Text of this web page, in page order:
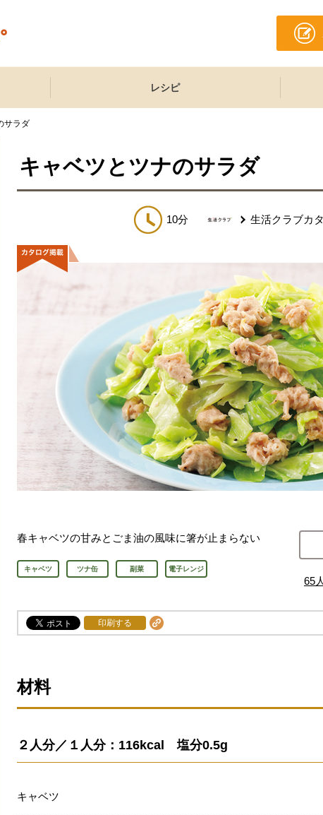
レシピ
サラダ
キャベツとツナのサラダ
10分 生活クラブカ
春キャベツの甘みとごま油の風味に箸が止まらない
キャベツ ツナ缶 副菜 電子レンジ
65
印刷する
材料
２人分／１人分：116kcal 塩分0.5g
キャベツ